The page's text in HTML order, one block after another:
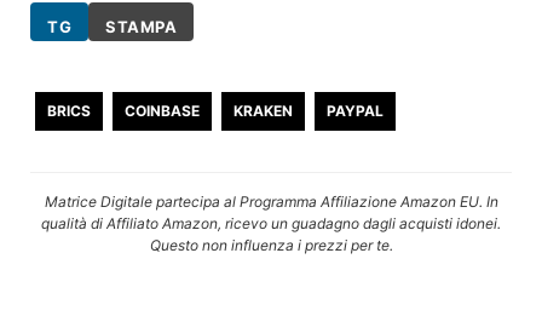
TG STAMPA
BRICS COINBASE KRAKEN PAYPAL
Matrice Digitale partecipa al Programma Affiliazione Amazon EU. In
qualità di Affiliato Amazon, ricevo un guadagno dagli acquisti idonei.
Questo non influenza i prezzi per te.